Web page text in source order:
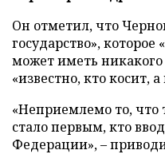
Он отметил, что
государство»,
может иметь никакого
«известно, кто косит,
«Неприемлемо то, что
стало первым, кто
Федерации», –